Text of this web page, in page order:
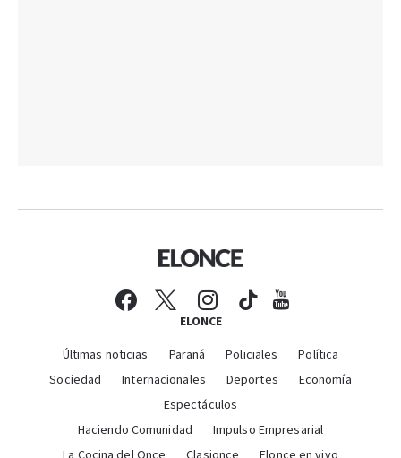
ELONCE
Últimas noticias Paraná Policiales
Política
Sociedad
Internacionales Deportes
Economía
Espectáculos
Haciendo Comunidad
Impulso Empresarial